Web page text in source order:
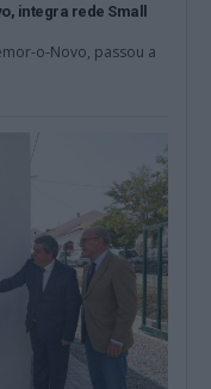
integra rede Small
o-Novo, passou a